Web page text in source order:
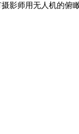
影师用无人机的俯